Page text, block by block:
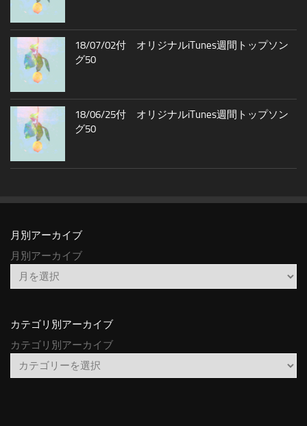
18/07/02付 オリジナルiTunes週間トップソン
グ50
18/06/25付 オリジナルiTunes週間トップソン
グ50
月別アーカイブ
月別アーカイブ
カテゴリ別アーカイブ
カテゴリ別アーカイブ